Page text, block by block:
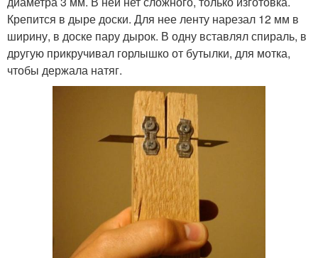
Крепится в дыре доски. Для нее ленту нарезал 12 мм в
ширину, в доске пару дырок. В одну вставлял спираль, в
другую прикручивал горлышко от бутылки, для мотка,
чтобы держала натяг.